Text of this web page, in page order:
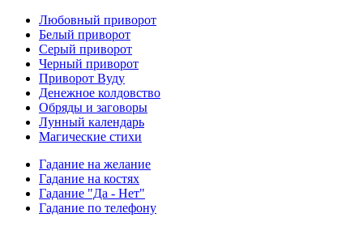
Любовный приворот
Белый приворот
Серый приворот
Черный приворот
Приворот Вуду
Денежное колдовство
Обряды и заговоры
Лунный календарь
Магические стихи
Гадание на желание
Гадание на костях
Гадание "Да - Нет"
Гадание по телефону